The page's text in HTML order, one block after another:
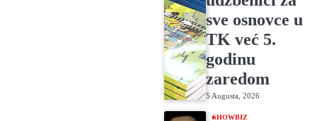
sve osnovce u
TK već 5.
godinu
zaredom
5 Augusta, 2026
SHOWBIZ